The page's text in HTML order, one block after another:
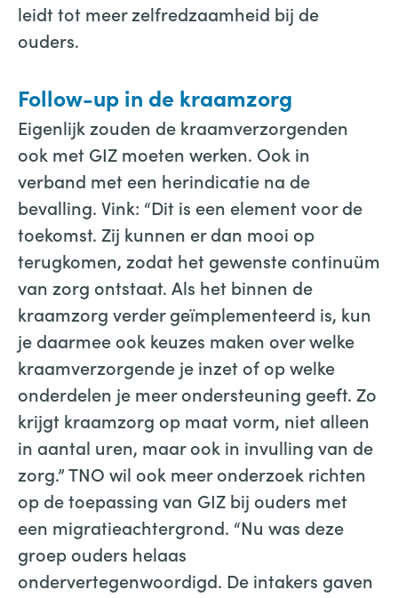
leidt tot meer zelfredzaamheid bij de
ouders.
Follow-up in de kraamzorg
Eigenlijk zouden de kraamverzorgenden
ook met GIZ moeten werken. Ook in
verband met een herindicatie na de
bevalling. Vink: “Dit is een element voor de
toekomst. Zij kunnen er dan mooi op
terugkomen, zodat het gewenste continuüm
van zorg ontstaat. Als het binnen de
kraamzorg verder geïmplementeerd is, kun
je daarmee ook keuzes maken over welke
kraamverzorgende je inzet of op welke
onderdelen je meer ondersteuning geeft. Zo
krijgt kraamzorg op maat vorm, niet alleen
in aantal uren, maar ook in invulling van de
zorg.” TNO wil ook meer onderzoek richten
op de toepassing van GIZ bij ouders met
een migratieachtergrond. “Nu was deze
groep ouders helaas
ondervertegenwoordigd. De intakers gaven